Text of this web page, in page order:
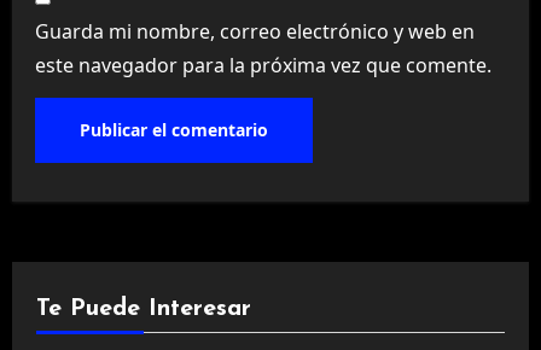
Guarda mi nombre, correo electrónico y web en
este navegador para la próxima vez que comente.
Te Puede Interesar